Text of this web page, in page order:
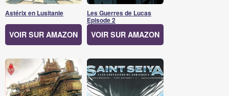
Astérix en Lusitanie
VOIR SUR AMAZON
Les Guerres de Lucas
Episode 2
VOIR SUR AMAZON